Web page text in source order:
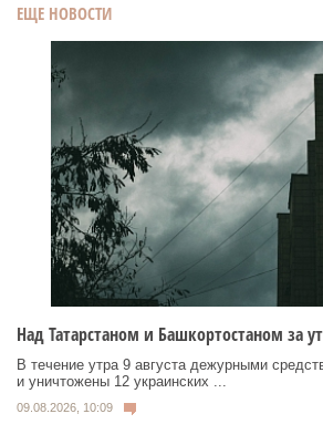
ЕЩЕ НОВОСТИ
Над Татарстаном и Башкортостаном за
В течение утра 9 августа дежурными
и уничтожены 12 украинских ...
09.08.2026, 10:09